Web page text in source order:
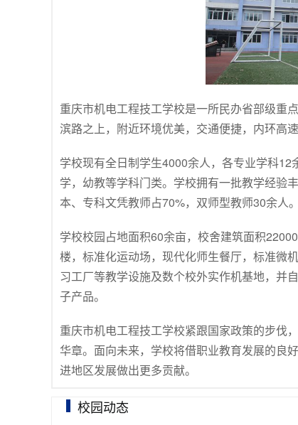
重庆市机电工程技工学校是一所民办省部级重
滨路之上，附近环境优美，交通便捷，内环高
学校现有全日制学生4000余人，各专业学科
学，幼教等学科门类。学校拥有一批教学经验
本、专科文凭教师占70%，双师型教师30余人。
学校校园占地面积60余亩，校舍建筑面积
楼，标准化运动场，现代化师生餐厅，标准微
习工厂等教学设施及数个校外实作机基地，并
子产品。
重庆市机电工程技工学校紧跟国家政策的步伐
华章。面向未来，学校将借职业教育发展的良
进地区发展做出更多贡献。
校园动态